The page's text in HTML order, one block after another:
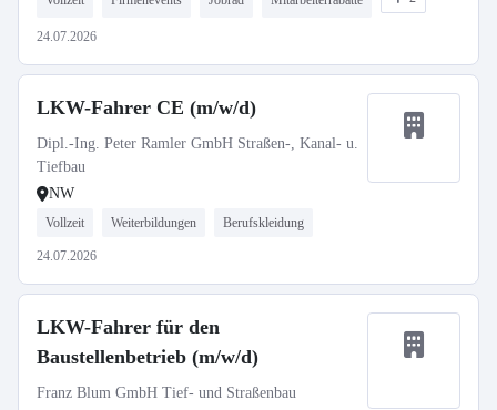
24.07.2026
LKW-Fahrer CE (m/w/d)
Dipl.-Ing. Peter Ramler GmbH Straßen-, Kanal- u.
Tiefbau
NW
Vollzeit Weiterbildungen Berufskleidung
24.07.2026
LKW-Fahrer für den
Baustellenbetrieb (m/w/d)
Franz Blum GmbH Tief- und Straßenbau